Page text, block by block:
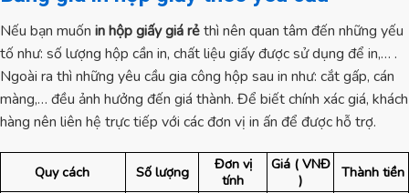
Nếu bạn muốn in hộp giấy giá rẻthì nên quan tâm đến những yếu
tố như: số lượng hộp cần in, chất liệu giấy được sử dụng để in,… .
Ngoài ra thì những yêu cầu gia công hộp sau in như: cắt gấp, cán
màng,… đều ảnh hưởng đến giá thành. Để biết chính xác giá, khách
hàng nên liên hệ trực tiếp với các đơn vị in ấn để được hỗ trợ.
Quy cách Số lượng
Đơn vị
tính
Giá ( VNĐ
)
Thành tiền